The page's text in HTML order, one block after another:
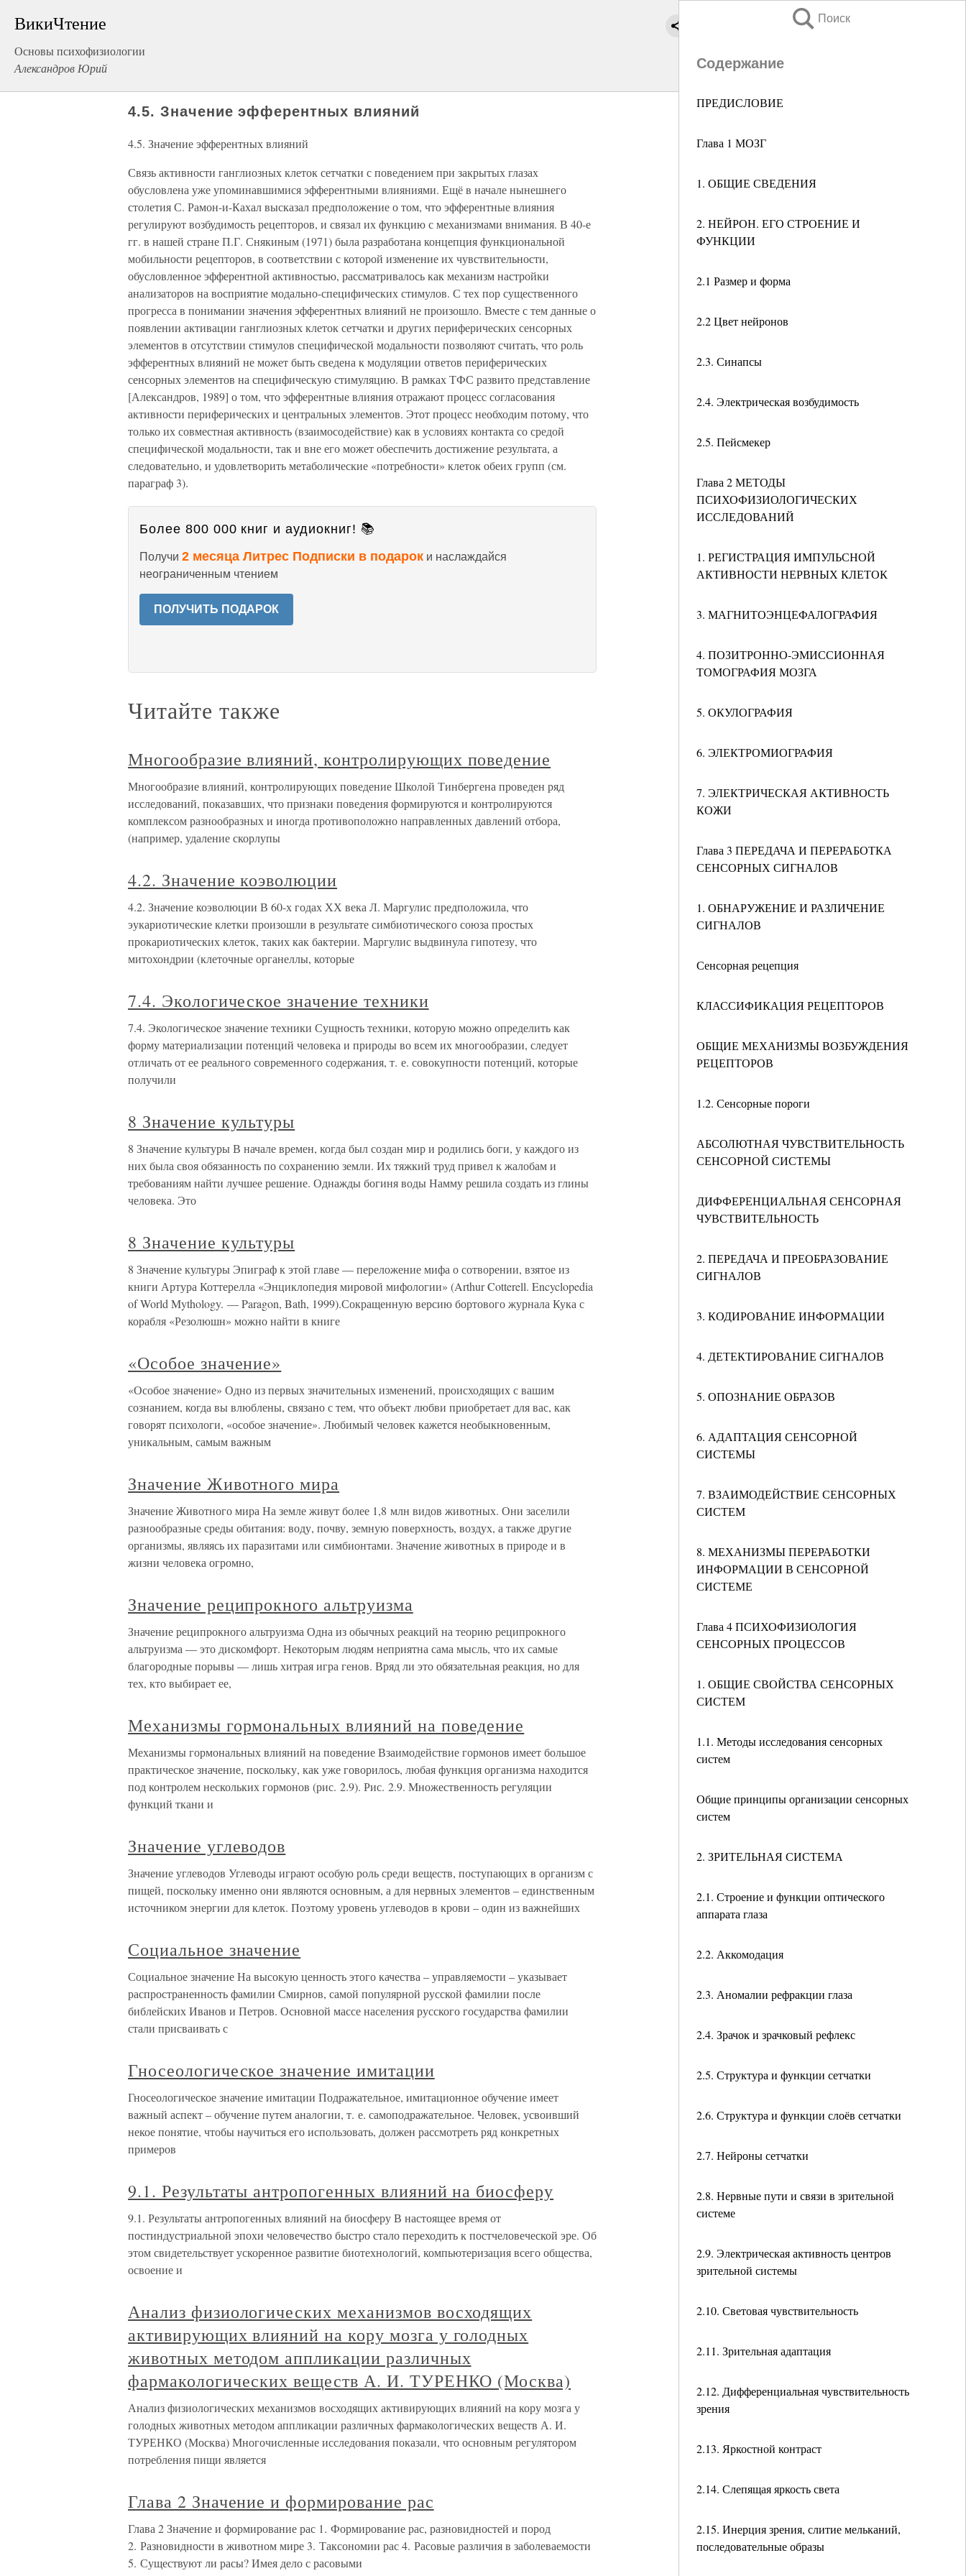
ВикиЧтение
Основы психофизиологии
Александров Юрий
Поиск
Содержание
ПРЕДИСЛОВИЕ
Глава 1 МОЗГ
1. ОБЩИЕ СВЕДЕНИЯ
2. НЕЙРОН. ЕГО СТРОЕНИЕ И
ФУНКЦИИ
2.1 Размер и форма
2.2 Цвет нейронов
2.3. Синапсы
2.4. Электрическая возбудимость
2.5. Пейсмекер
Глава 2 МЕТОДЫ
ПСИХОФИЗИОЛОГИЧЕСКИХ
ИССЛЕДОВАНИЙ
1. РЕГИСТРАЦИЯ ИМПУЛЬСНОЙ
АКТИВНОСТИ НЕРВНЫХ КЛЕТОК
3. МАГНИТОЭНЦЕФАЛОГРАФИЯ
4. ПОЗИТРОННО-ЭМИССИОННАЯ
ТОМОГРАФИЯ МОЗГА
5. ОКУЛОГРАФИЯ
6. ЭЛЕКТРОМИОГРАФИЯ
7. ЭЛЕКТРИЧЕСКАЯ АКТИВНОСТЬ
КОЖИ
Глава 3 ПЕРЕДАЧА И ПЕРЕРАБОТКА
СЕНСОРНЫХ СИГНАЛОВ
1. ОБНАРУЖЕНИЕ И РАЗЛИЧЕНИЕ
СИГНАЛОВ
Сенсорная рецепция
КЛАССИФИКАЦИЯ РЕЦЕПТОРОВ
ОБЩИЕ МЕХАНИЗМЫ ВОЗБУЖДЕНИЯ
РЕЦЕПТОРОВ
1.2. Сенсорные пороги
АБСОЛЮТНАЯ ЧУВСТВИТЕЛЬНОСТЬ
СЕНСОРНОЙ СИСТЕМЫ
ДИФФЕРЕНЦИАЛЬНАЯ СЕНСОРНАЯ
ЧУВСТВИТЕЛЬНОСТЬ
2. ПЕРЕДАЧА И ПРЕОБРАЗОВАНИЕ
СИГНАЛОВ
3. КОДИРОВАНИЕ ИНФОРМАЦИИ
4. ДЕТЕКТИРОВАНИЕ СИГНАЛОВ
5. ОПОЗНАНИЕ ОБРАЗОВ
6. АДАПТАЦИЯ СЕНСОРНОЙ
СИСТЕМЫ
7. ВЗАИМОДЕЙСТВИЕ СЕНСОРНЫХ
СИСТЕМ
8. МЕХАНИЗМЫ ПЕРЕРАБОТКИ
ИНФОРМАЦИИ В СЕНСОРНОЙ
СИСТЕМЕ
Глава 4 ПСИХОФИЗИОЛОГИЯ
СЕНСОРНЫХ ПРОЦЕССОВ
1. ОБЩИЕ СВОЙСТВА СЕНСОРНЫХ
СИСТЕМ
1.1. Методы исследования сенсорных
систем
Общие принципы организации сенсорных
систем
2. ЗРИТЕЛЬНАЯ СИСТЕМА
2.1. Строение и функции оптического
аппарата глаза
2.2. Аккомодация
2.3. Аномалии рефракции глаза
2.4. Зрачок и зрачковый рефлекс
2.5. Структура и функции сетчатки
2.6. Структура и функции слоёв сетчатки
2.7. Нейроны сетчатки
2.8. Нервные пути и связи в зрительной
системе
2.9. Электрическая активность центров
зрительной системы
2.10. Световая чувствительность
2.11. Зрительная адаптация
2.12. Дифференциальная чувствительность
зрения
2.13. Яркостной контраст
2.14. Слепящая яркость света
2.15. Инерция зрения, слитие мельканий,
последовательные образы
4.5. Значение эфферентных влияний
4.5. Значение эфферентных влияний
Связь активности ганглиозных клеток сетчатки с поведением при закрытых глазах
обусловлена уже упоминавшимися эфферентными влияниями. Ещё в начале нынешнего
столетия С. Рамон-и-Кахал высказал предположение о том, что эфферентные влияния
регулируют возбудимость рецепторов, и связал их функцию с механизмами внимания. В 40-е
гг. в нашей стране П.Г. Снякиным (1971) была разработана концепция функциональной
мобильности рецепторов, в соответствии с которой изменение их чувствительности,
обусловленное эфферентной активностью, рассматривалось как механизм настройки
анализаторов на восприятие модально-специфических стимулов. С тех пор существенного
прогресса в понимании значения эфферентных влияний не произошло. Вместе с тем данные о
появлении активации ганглиозных клеток сетчатки и других периферических сенсорных
элементов в отсутствии стимулов специфической модальности позволяют считать, что роль
эфферентных влияний не может быть сведена к модуляции ответов периферических
сенсорных элементов на специфическую стимуляцию. В рамках ТФС развито представление
[Александров, 1989] о том, что эфферентные влияния отражают процесс согласования
активности периферических и центральных элементов. Этот процесс необходим потому, что
только их совместная активность (взаимосодействие) как в условиях контакта со средой
специфической модальности, так и вне его может обеспечить достижение результата, а
следовательно, и удовлетворить метаболические «потребности» клеток обеих групп (см.
параграф 3).
Более 800 000 книг и аудиокниг! 📚
Получи 2 месяца Литрес Подписки в подарок и наслаждайся
неограниченным чтением
ПОЛУЧИТЬ ПОДАРОК
Читайте также
Многообразие влияний, контролирующих поведение
Многообразие влияний, контролирующих поведение Школой Тинбергена проведен ряд
исследований, показавших, что признаки поведения формируются и контролируются
комплексом разнообразных и иногда противоположно направленных давлений отбора,
(например, удаление скорлупы
4.2. Значение коэволюции
4.2. Значение коэволюции В 60-х годах ХХ века Л. Маргулис предположила, что
эукариотические клетки произошли в результате симбиотического союза простых
прокариотических клеток, таких как бактерии. Маргулис выдвинула гипотезу, что
митохондрии (клеточные органеллы, которые
7.4. Экологическое значение техники
7.4. Экологическое значение техники Сущность техники, которую можно определить как
форму материализации потенций человека и природы во всем их многообразии, следует
отличать от ее реального современного содержания, т. е. совокупности потенций, которые
получили
8 Значение культуры
8 Значение культуры В начале времен, когда был создан мир и родились боги, у каждого из
них была своя обязанность по сохранению земли. Их тяжкий труд привел к жалобам и
требованиям найти лучшее решение. Однажды богиня воды Намму решила создать из глины
человека. Это
8 Значение культуры
8 Значение культуры Эпиграф к этой главе — переложение мифа о сотворении, взятое из
книги Артура Коттерелла «Энциклопедия мировой мифологии» (Arthur Cotterell. Encyclopedia
of World Mythology. — Paragon, Bath, 1999).Сокращенную версию бортового журнала Кука с
корабля «Резолюшн» можно найти в книге
«Особое значение»
«Особое значение» Одно из первых значительных изменений, происходящих с вашим
сознанием, когда вы влюблены, связано с тем, что объект любви приобретает для вас, как
говорят психологи, «особое значение». Любимый человек кажется необыкновенным,
уникальным, самым важным
Значение Животного мира
Значение Животного мира На земле живут более 1,8 млн видов животных. Они заселили
разнообразные среды обитания: воду, почву, земную поверхность, воздух, а также другие
организмы, являясь их паразитами или симбионтами. Значение животных в природе и в
жизни человека огромно,
Значение реципрокного альтруизма
Значение реципрокного альтруизма Одна из обычных реакций на теорию реципрокного
альтруизма — это дискомфорт. Некоторым людям неприятна сама мысль, что их самые
благородные порывы — лишь хитрая игра генов. Вряд ли это обязательная реакция, но для
тех, кто выбирает ее,
Механизмы гормональных влияний на поведение
Механизмы гормональных влияний на поведение Взаимодействие гормонов имеет большое
практическое значение, поскольку, как уже говорилось, любая функция организма находится
под контролем нескольких гормонов (рис. 2.9). Рис. 2.9. Множественность регуляции
функций ткани и
Значение углеводов
Значение углеводов Углеводы играют особую роль среди веществ, поступающих в организм с
пищей, поскольку именно они являются основным, а для нервных элементов – единственным
источником энергии для клеток. Поэтому уровень углеводов в крови – один из важнейших
Социальное значение
Социальное значение На высокую ценность этого качества – управляемости – указывает
распространенность фамилии Смирнов, самой популярной русской фамилии после
библейских Иванов и Петров. Основной массе населения русского государства фамилии
стали присваивать с
Гносеологическое значение имитации
Гносеологическое значение имитации Подражательное, имитационное обучение имеет
важный аспект – обучение путем аналогии, т. е. самоподражательное. Человек, усвоивший
некое понятие, чтобы научиться его использовать, должен рассмотреть ряд конкретных
примеров
9.1. Результаты антропогенных влияний на биосферу
9.1. Результаты антропогенных влияний на биосферу В настоящее время от
постиндустриальной эпохи человечество быстро стало переходить к постчеловеческой эре. Об
этом свидетельствует ускоренное развитие биотехнологий, компьютеризация всего общества,
освоение и
Анализ физиологических механизмов восходящих
активирующих влияний на кору мозга у голодных
животных методом аппликации различных
фармакологических веществ А. И. ТУРЕНКО (Москва)
Анализ физиологических механизмов восходящих активирующих влияний на кору мозга у
голодных животных методом аппликации различных фармакологических веществ А. И.
ТУРЕНКО (Москва) Многочисленные исследования показали, что основным регулятором
потребления пищи является
Глава 2 Значение и формирование рас
Глава 2 Значение и формирование рас 1. Формирование рас, разновидностей и пород
2. Разновидности в животном мире 3. Таксономии рас 4. Расовые различия в заболеваемости
5. Существуют ли расы? Имея дело с расовыми